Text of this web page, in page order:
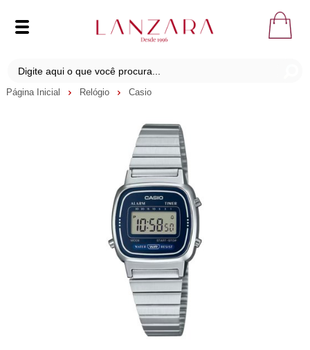
Página Inicial Relógio Casio